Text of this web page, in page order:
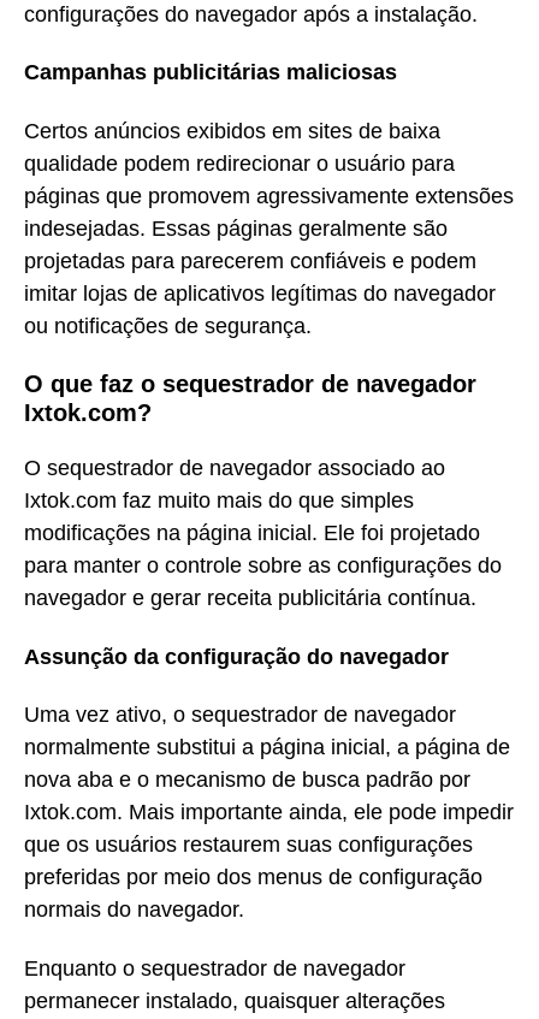
configurações do navegador após a instalação.
Campanhas publicitárias maliciosas
Certos anúncios exibidos em sites de baixa
qualidade podem redirecionar o usuário para
páginas que promovem agressivamente extensões
indesejadas. Essas páginas geralmente são
projetadas para parecerem confiáveis e podem
imitar lojas de aplicativos legítimas do navegador
ou notificações de segurança.
O que faz o sequestrador de navegador
Ixtok.com?
O sequestrador de navegador associado ao
Ixtok.com faz muito mais do que simples
modificações na página inicial. Ele foi projetado
para manter o controle sobre as configurações do
navegador e gerar receita publicitária contínua.
Assunção da configuração do navegador
Uma vez ativo, o sequestrador de navegador
normalmente substitui a página inicial, a página de
nova aba e o mecanismo de busca padrão por
Ixtok.com. Mais importante ainda, ele pode impedir
que os usuários restaurem suas configurações
preferidas por meio dos menus de configuração
normais do navegador.
Enquanto o sequestrador de navegador
permanecer instalado, quaisquer alterações